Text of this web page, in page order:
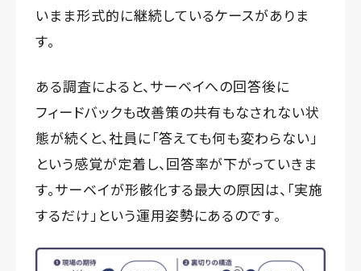
いまま形式的に継続しているケースがありま
す。
ある調査によると、サーベイへの回答後に
フィードバックも改善策の共有もなされない状
態が続くと、社員に「答えても何も変わらない」
という感覚が定着し、回答率が下がっていきま
す。サーベイが形骸化する最大の原因は、「実施
するだけ」という運用姿勢にあるのです。